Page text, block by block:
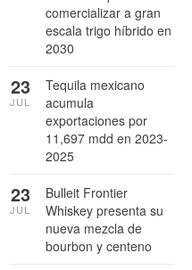
comercializar a gran
escala trigo híbrido en
2030
Tequila mexicano
acumula
exportaciones por
11,697 mdd en 2023-
2025
23
JUL
Bulleit Frontier
Whiskey presenta su
nueva mezcla de
bourbon y centeno
23
JUL